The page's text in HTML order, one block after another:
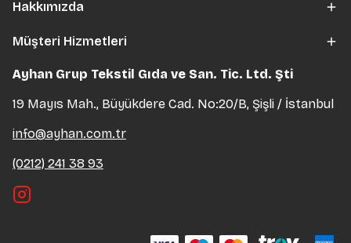
Hakkımızda
Müşteri Hizmetleri
Ayhan Grup Tekstil Gıda ve San. Tic. Ltd. Şti
19 Mayıs Mah., Büyükdere Cad. No:20/B, Şişli / İstanbul
info@ayhan.com.tr
(0212) 241 38 93